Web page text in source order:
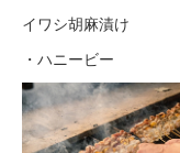
イワシ胡麻漬け
・ハニービー